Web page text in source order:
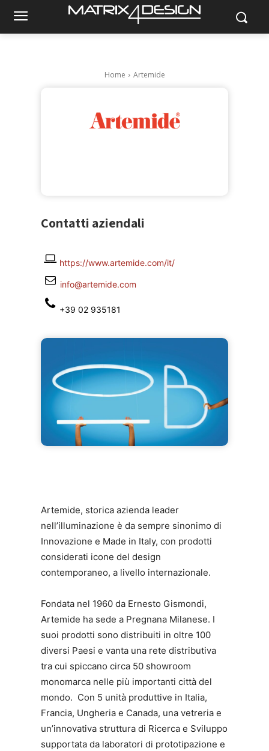
Home Artemide
Contatti aziendali
https://www.artemide.com/it/
info@artemide.com
+39 02 935181
Artemide, storica azienda leader
nell’illuminazione è da sempre sinonimo di
Innovazione e Made in Italy, con prodotti
considerati icone del design
contemporaneo, a livello internazionale.
Fondata nel 1960 da Ernesto Gismondi,
Artemide ha sede a Pregnana Milanese. I
suoi prodotti sono distribuiti in oltre 100
diversi Paesi e vanta una rete distributiva
tra cui spiccano circa 50 showroom
monomarca nelle più importanti città del
mondo. Con 5 unità produttive in Italia,
Francia, Ungheria e Canada, una vetreria e
un’innovativa struttura di Ricerca e Sviluppo
supportata da laboratori di prototipazione e